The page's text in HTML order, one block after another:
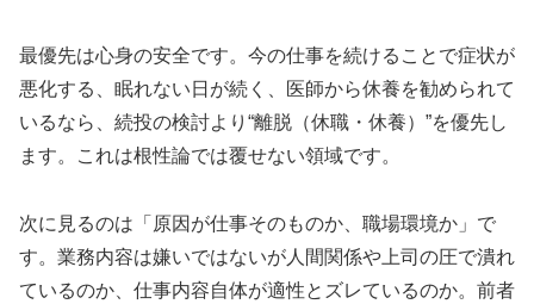
最優先は心身の安全です。今の仕事を続けることで症状が
悪化する、眠れない日が続く、医師から休養を勧められて
いるなら、続投の検討より“離脱（休職・休養）”を優先し
ます。これは根性論では覆せない領域です。
次に見るのは「原因が仕事そのものか、職場環境か」で
す。業務内容は嫌いではないが人間関係や上司の圧で潰れ
ているのか、仕事内容自体が適性とズレているのか。前者